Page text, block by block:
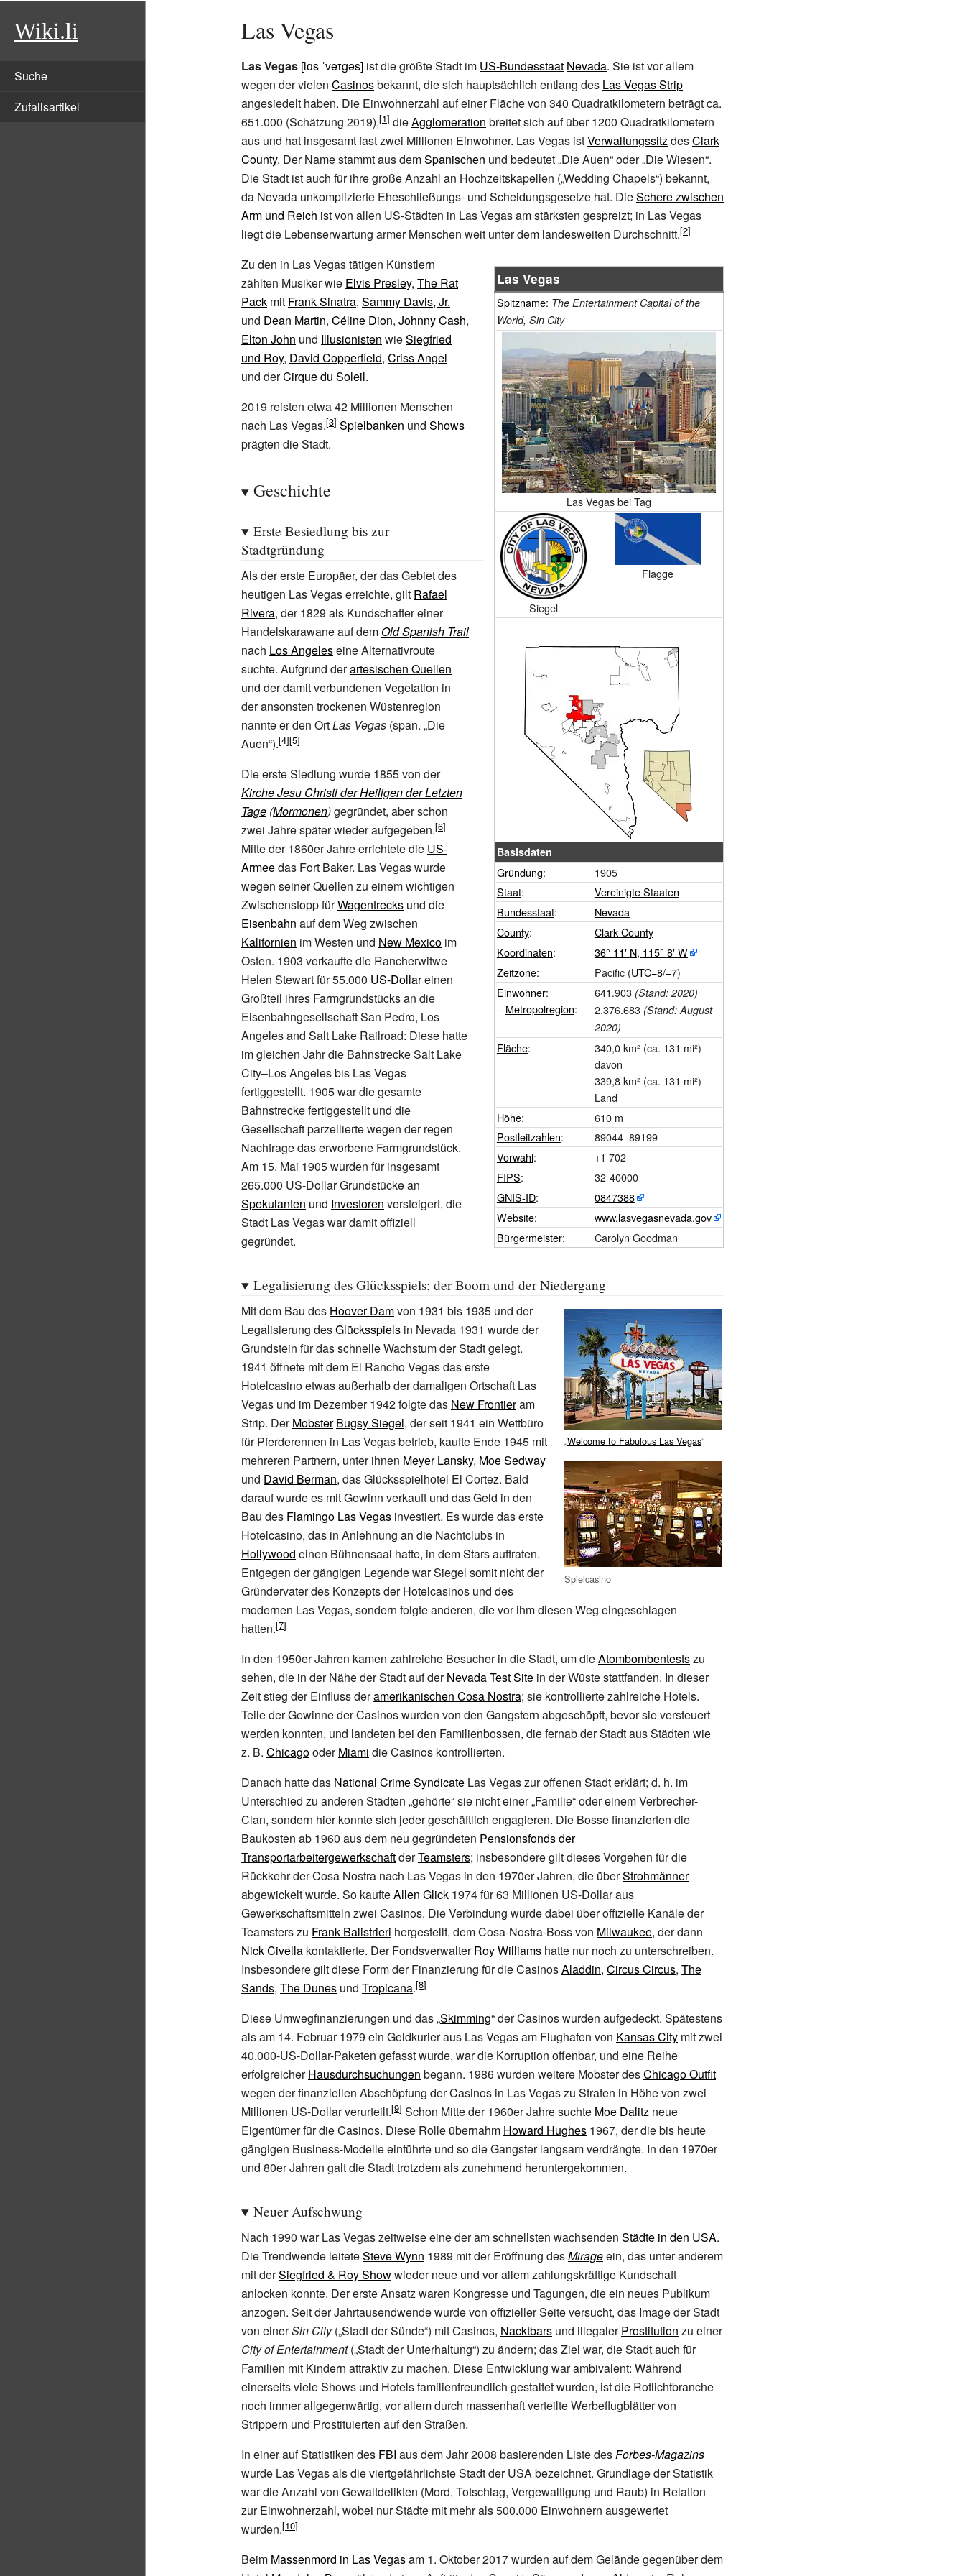
Wiki.li
Suche
Zufallsartikel
Las Vegas
Las Vegas [lɑs ˈveɪgəs] ist die größte Stadt im US-Bundesstaat Nevada. Sie ist vor allem
wegen der vielen Casinosbekannt, die sich hauptsächlich entlang des Las Vegas Strip
angesiedelt haben. Die Einwohnerzahl auf einer Fläche von 340 Quadratkilometern beträgt ca.
651.000 (Schätzung 2019),
dieAgglomeration breitet sich auf über 1200 Quadratkilometern
aus und hat insgesamt fast zwei Millionen Einwohner. Las Vegas istVerwaltungssitzdesClark
County. Der Name stammt aus demSpanischen und bedeutet „Die Auen“ oder „Die Wiesen“.
Die Stadt ist auch für ihre große Anzahl an Hochzeitskapellen („Wedding Chapels“) bekannt,
da Nevada unkomplizierte Eheschließungs- und Scheidungsgesetze hat. DieSchere zwischen
Arm und Reich ist von allen US-Städten in Las Vegas am stärksten gespreizt; in Las Vegas
liegt die Lebenserwartung armer Menschen weit unter dem landesweiten Durchschnitt.
Las Vegas
Spitzname: The Entertainment Capital of the
World, Sin City
Las Vegas bei Tag
Siegel
Flagge
Basisdaten
Gründung:
1905
Staat:
Vereinigte Staaten
Bundesstaat:
Nevada
County:
Clark County
Koordinaten: 36° 11′ N, 115° 8′W
Zeitzone: Pacific (UTC−8/−7)
Einwohner:
– Metropolregion:
641.903 (Stand: 2020)
2.376.683 (Stand: August
2020)
Fläche: 340,0km² (ca. 131 mi²)
davon
339,8km² (ca. 131 mi²)
Land
Höhe: 610 m
Postleitzahlen:
89044–89199
Vorwahl: +1 702
FIPS:
32-40000
GNIS-ID:
0847388
Website:
www.lasvegasnevada.gov
Bürgermeister: Carolyn Goodman
Zu den in Las Vegas tätigen Künstlern
zählten Musiker wie Elvis Presley, The Rat
Pack mit Frank Sinatra, Sammy Davis, Jr.
und Dean Martin, Céline Dion, Johnny Cash,
Elton John und Illusionisten wieSiegfried
und Roy, David Copperfield, Criss Angel
und derCirque du Soleil.
2019 reisten etwa 42 Millionen Menschen
nach Las Vegas.
Spielbanken und Shows
prägten die Stadt.
Geschichte
Erste Besiedlung bis zur
Stadtgründung
Als der erste Europäer, der das Gebiet des
heutigen Las Vegas erreichte, gilt Rafael
Rivera, der 1829 als Kundschafter einer
Handelskarawane auf demOld Spanish Trail
nach Los Angeleseine Alternativroute
suchte. Aufgrund derartesischen Quellen
und der damit verbundenen Vegetation in
der ansonsten trockenen Wüstenregion
nannte er den OrtLas Vegas (span. „Die
Auen“).
Die erste Siedlung wurde 1855 von der
Kirche Jesu Christi der Heiligen der Letzten
Tage (Mormonen)gegründet, aber schon
zwei Jahre später wieder aufgegeben.
Mitte der 1860er Jahre errichtete die US-
Armeedas Fort Baker. Las Vegas wurde
wegen seiner Quellen zu einem wichtigen
Zwischenstopp fürWagentrecks und die
Eisenbahn auf dem Weg zwischen
Kalifornien im Westen und New Mexico im
Osten. 1903 verkaufte die Rancherwitwe
Helen Stewart für 55.000 US-Dollareinen
Großteil ihres Farmgrundstücks an die
EisenbahngesellschaftSan Pedro, Los
Angeles and Salt Lake Railroad: Diese hatte
im gleichen Jahr die Bahnstrecke Salt Lake
City–Los Angelesbis Las Vegas
fertiggestellt. 1905 war die gesamte
Bahnstrecke fertiggestellt und die
Gesellschaft parzellierte wegen der regen
Nachfrage das erworbene Farmgrundstück.
Am 15. Mai 1905 wurden für insgesamt
265.000 US-Dollar Grundstücke an
Spekulanten und Investoren versteigert, die
Stadt Las Vegas war damit offiziell
gegründet.
Legalisierung des Glücksspiels; der Boom und der Niedergang
„Welcome to Fabulous Las Vegas“
Spielcasino
Mit dem Bau des Hoover Damvon 1931 bis 1935 und der
Legalisierung desGlücksspiels in Nevada 1931 wurde der
Grundstein für das schnelle Wachstum der Stadt gelegt.
1941 öffnete mit dem El Rancho Vegasdas erste
Hotelcasino etwas außerhalb der damaligen Ortschaft Las
Vegas und im Dezember 1942 folgte das New Frontieram
Strip. DerMobster Bugsy Siegel, der seit 1941 ein Wettbüro
für Pferderennen in Las Vegas betrieb, kaufte Ende 1945 mit
mehreren Partnern, unter ihnen Meyer Lansky, Moe Sedway
und David Berman, das Glücksspielhotel El Cortez. Bald
darauf wurde es mit Gewinn verkauft und das Geld in den
Bau des Flamingo Las Vegas investiert. Es wurde das erste
Hotelcasino, das in Anlehnung an die Nachtclubs in
Hollywood einen Bühnensaal hatte, in dem Stars auftraten.
Entgegen der gängigen Legende war Siegel somit nicht der
Gründervater des Konzepts der Hotelcasinos und des
modernen Las Vegas, sondern folgte anderen, die vor ihm diesen Weg eingeschlagen
hatten.
In den 1950er Jahren kamen zahlreiche Besucher in die Stadt, um dieAtombombentestszu
sehen, die in der Nähe der Stadt auf derNevada Test Site in der Wüste stattfanden. In dieser
Zeit stieg der Einfluss deramerikanischen Cosa Nostra; sie kontrollierte zahlreiche Hotels.
Teile der Gewinne der Casinos wurden von den Gangstern abgeschöpft, bevor sie versteuert
werden konnten, und landeten bei den Familienbossen, die fernab der Stadt aus Städten wie
z. B. ChicagooderMiami die Casinos kontrollierten.
Danach hatte das National Crime Syndicate Las Vegas zur offenen Stadt erklärt; d. h. im
Unterschied zu anderen Städten „gehörte“ sie nicht einer „Familie“ oder einem Verbrecher-
Clan, sondern hier konnte sich jeder geschäftlich engagieren. Die Bosse finanzierten die
Baukosten ab 1960 aus dem neu gegründeten Pensionsfonds der
TransportarbeitergewerkschaftderTeamsters; insbesondere gilt dieses Vorgehen für die
Rückkehr der Cosa Nostra nach Las Vegas in den 1970er Jahren, die überStrohmänner
abgewickelt wurde. So kaufteAllen Glick 1974 für 63 Millionen US-Dollar aus
Gewerkschaftsmitteln zwei Casinos. Die Verbindung wurde dabei über offizielle Kanäle der
Teamsters zu Frank Balistrieri hergestellt, dem Cosa-Nostra-Boss von Milwaukee, der dann
Nick Civella kontaktierte. Der FondsverwalterRoy Williams hatte nur noch zu unterschreiben.
Insbesondere gilt diese Form der Finanzierung für die CasinosAladdin, Circus Circus, The
Sands, The Dunes und Tropicana.
Diese Umwegfinanzierungen und das „Skimming“ der Casinos wurden aufgedeckt. Spätestens
als am 14. Februar 1979 ein Geldkurier aus Las Vegas am Flughafen von Kansas City mit zwei
40.000-US-Dollar-Paketen gefasst wurde, war die Korruption offenbar, und eine Reihe
erfolgreicherHausdurchsuchungen begann. 1986 wurden weitere Mobster desChicago Outfit
wegen der finanziellen Abschöpfung der Casinos in Las Vegas zu Strafen in Höhe von zwei
Millionen US-Dollar verurteilt.
Schon Mitte der 1960er Jahre suchte Moe Dalitz neue
Eigentümer für die Casinos. Diese Rolle übernahm Howard Hughes 1967, der die bis heute
gängigen Business-Modelle einführte und so die Gangster langsam verdrängte. In den 1970er
und 80er Jahren galt die Stadt trotzdem als zunehmend heruntergekommen.
Neuer Aufschwung
Nach 1990 war Las Vegas zeitweise eine der am schnellsten wachsenden Städte in den USA.
Die Trendwende leiteteSteve Wynn 1989 mit der Eröffnung desMirageein, das unter anderem
mit derSiegfried & Roy Showwieder neue und vor allem zahlungskräftige Kundschaft
anlocken konnte. Der erste Ansatz waren Kongresse und Tagungen, die ein neues Publikum
anzogen. Seit der Jahrtausendwende wurde von offizieller Seite versucht, das Image der Stadt
von einerSin City(„Stadt der Sünde“) mit Casinos, Nacktbars und illegalerProstitution zu einer
City of Entertainment(„Stadt der Unterhaltung“) zu ändern; das Ziel war, die Stadt auch für
Familien mit Kindern attraktiv zu machen. Diese Entwicklung war ambivalent: Während
einerseits viele Shows und Hotels familienfreundlich gestaltet wurden, ist die Rotlichtbranche
noch immer allgegenwärtig, vor allem durch massenhaft verteilte Werbeflugblätter von
Strippern und Prostituierten auf den Straßen.
In einer auf Statistiken des FBI aus dem Jahr 2008 basierenden Liste desForbes-Magazins
wurde Las Vegas als die viertgefährlichste Stadt der USA bezeichnet. Grundlage der Statistik
war die Anzahl von Gewaltdelikten (Mord, Totschlag, Vergewaltigung und Raub) in Relation
zur Einwohnerzahl, wobei nur Städte mit mehr als 500.000 Einwohnern ausgewertet
wurden.
Beim Massenmord in Las Vegasam 1. Oktober 2017 wurden auf dem Gelände gegenüber dem